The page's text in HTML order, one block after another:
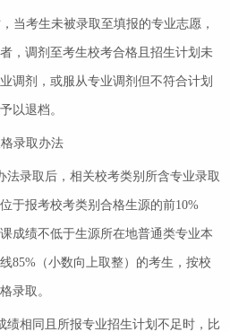
当考生未被录取至填报的专业志愿，
，调剂至考生校考合格且招生计划未
调剂，或服从专业调剂但不符合计划
以退档。
录取办法
法录取后，相关校考类别所含专业录取
于报考校考类别合格生源的前10%
成绩不低于生源所在地普通类专业本
85%（小数向上取整）的考生，按校
录取。
绩相同且所报专业招生计划不足时，比